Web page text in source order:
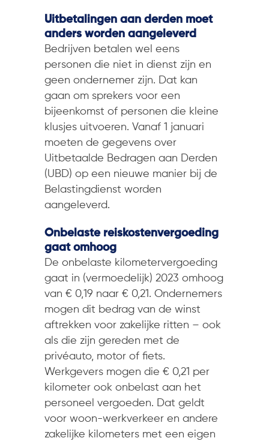
Uitbetalingen aan derden moet
anders worden aangeleverd
Bedrijven betalen wel eens
personen die niet in dienst zijn en
geen ondernemer zijn. Dat kan
gaan om sprekers voor een
bijeenkomst of personen die kleine
klusjes uitvoeren. Vanaf 1 januari
moeten de gegevens over
Uitbetaalde Bedragen aan Derden
(UBD) op een nieuwe manier bij de
Belastingdienst worden
aangeleverd.
Onbelaste reiskostenvergoeding
gaat omhoog
De onbelaste kilometervergoeding
gaat in (vermoedelijk) 2023 omhoog
van € 0,19 naar € 0,21. Ondernemers
mogen dit bedrag van de winst
aftrekken voor zakelijke ritten – ook
als die zijn gereden met de
privéauto, motor of fiets.
Werkgevers mogen die € 0,21 per
kilometer ook onbelast aan het
personeel vergoeden. Dat geldt
voor woon-werkverkeer en andere
zakelijke kilometers met een eigen